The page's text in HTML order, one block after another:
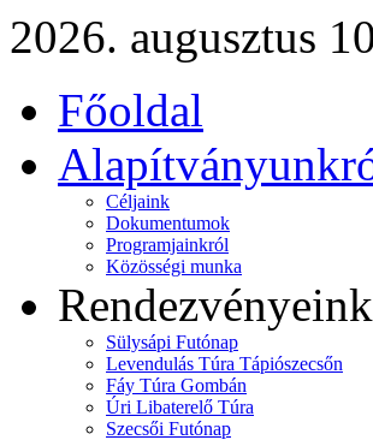
2026. augusztus
Főoldal
Céljaink
Dokumentumok
Programjainkról
Közösségi munka
Rendezvényeink
Sülysápi Futónap
Levendulás Túra Tápiószecsőn
Fáy Túra Gombán
Úri Libaterelő Túra
Szecsői Futónap